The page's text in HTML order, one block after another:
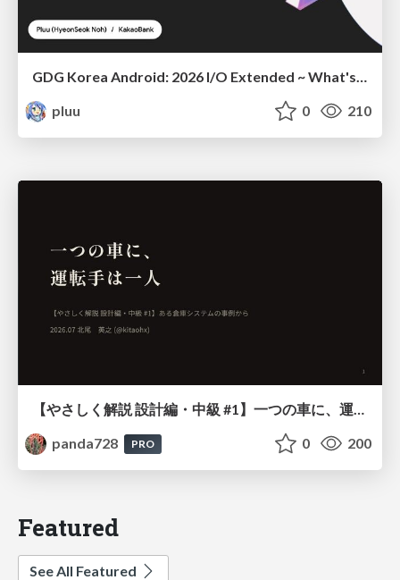
pluu
0 210
【やさしく解説 設計編・中級 #1】一つの車に、運転手は一人 ～ある倉庫システムの事例から～
panda728
PRO 0 200
Featured
See All Featured